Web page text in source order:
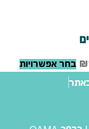
₪ טווח
מחירים:
בחר אפשרויותלמוצר